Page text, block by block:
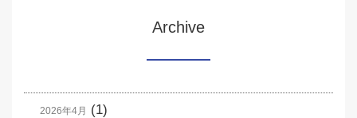
Archive
2026年4月 (1)